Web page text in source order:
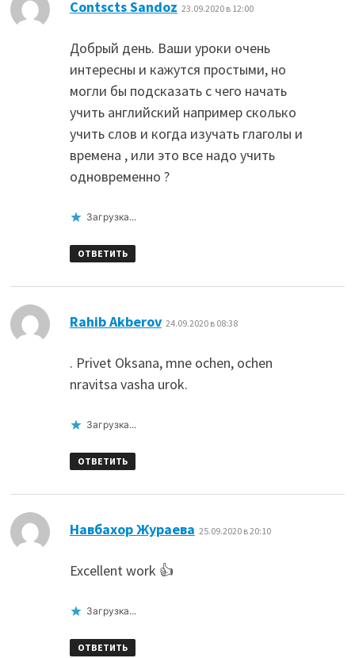
Contscts Sandoz 23.09.2020 в 12:00
Добрый день. Ваши уроки очень
интересны и кажутся простыми, но
могли бы подсказать с чего начать
учить английский например сколько
учить слов и когда изучать глаголы и
времена , или это все надо учить
одновременно ?
Загрузка...
ОТВЕТИТЬ
Rahib Akberov: 24.09.2020 в 08:38
. Privet Oksana, mne ochen, ochen
nravitsa vasha urok.
Загрузка...
ОТВЕТИТЬ
Навбахор Жураева 25.09.2020 в 20:10
Excellent work 👍
Загрузка...
ОТВЕТИТЬ